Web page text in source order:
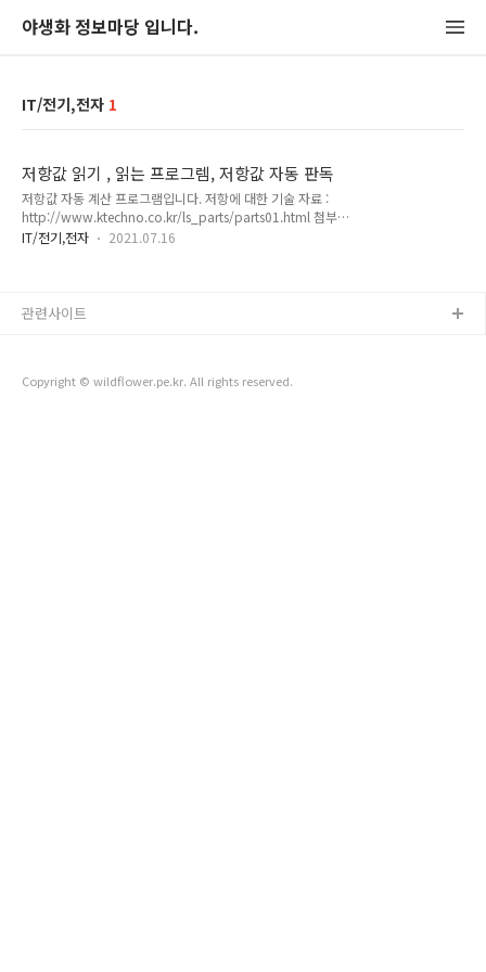
야생화 정보마당 입니다.
IT/전기,전자 1
저항값 읽기 , 읽는 프로그렘, 저항값 자동 판독
저항값 자동 계산 프로그램입니다. 저항에 대한 기술 자료 :
http://www.ktechno.co.kr/ls_parts/parts01.html 첨부파
일 받아서 실행하시면 되구요. 각 항목(색상,저항컬러색개수) 입
IT/전기,전자 2021.07.16
Copyright © wildflower.pe.kr. All rights reserved.
관련사이트